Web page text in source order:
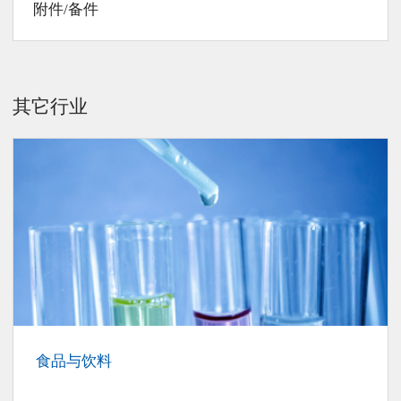
附件/备件
其它行业
食品与饮料